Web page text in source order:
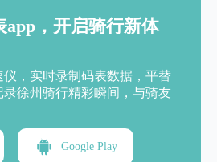
app，开启骑行新体
，实时录制码表数据，平替
徐州骑行精彩瞬间，与骑友
Google Play